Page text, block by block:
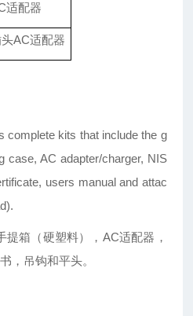
适配器
AC适配器
complete kits that include the g
case, AC adapter/charger, NIS
users manual and attac
箱（硬塑料），AC适配器，
，吊钩和平头。